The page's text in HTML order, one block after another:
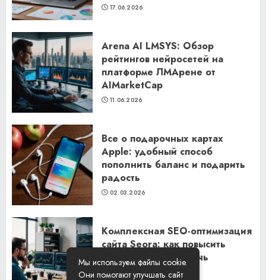
17.06.2026
Arena AI LMSYS: Обзор
рейтингов нейросетей на
платформе ЛМАрене от
AIMarketCap
11.06.2026
Все о подарочных картах
Apple: удобный способ
пополнить баланс и подарить
радость
02.03.2026
Комплексная SEO-оптимизация
сайта Seora: как повысить
видимость и привлечь
клиентов
Мы используем файлы cookie.
Они помогают улучшать сайт